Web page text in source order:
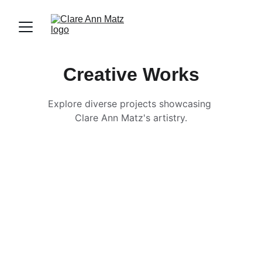
Creative Works
Explore diverse projects showcasing
Clare Ann Matz's artistry.